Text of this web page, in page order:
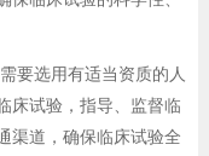
选用有适当资质的人
床试验，指导、监督临
渠道，确保临床试验全